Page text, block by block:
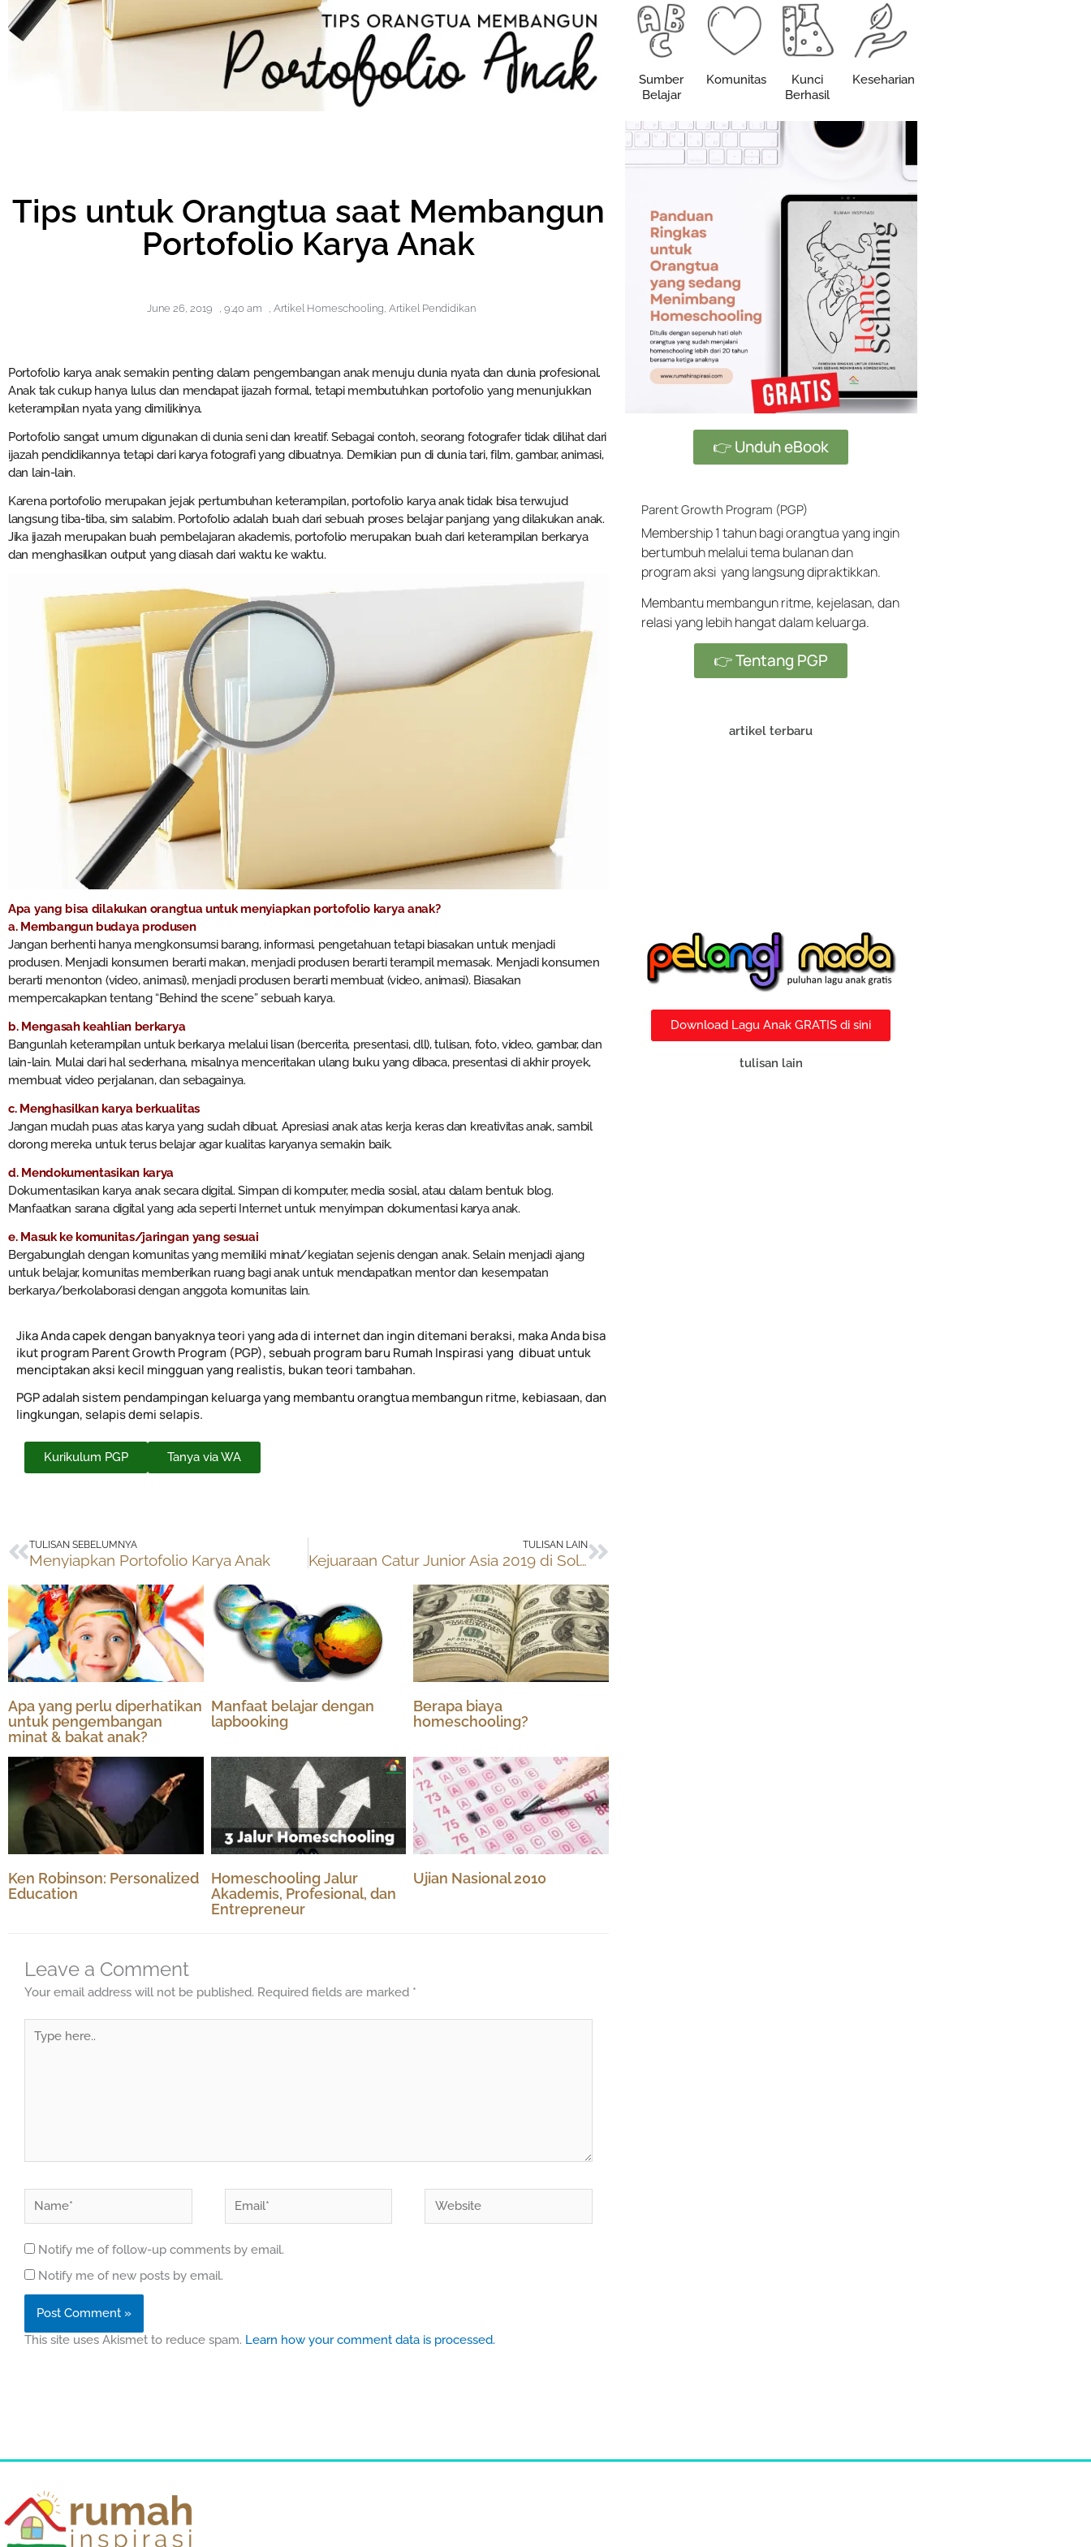
Tips untuk Orangtua saat Membangun
Portofolio Karya Anak
June 26, 2019 9:40 am Artikel Homeschooling ,Artikel Pendidikan
Portofolio karya anak semakin penting dalam pengembangan anak menuju dunia nyata dan dunia profesional.
Anak tak cukup hanya lulus dan mendapat ijazah formal, tetapi membutuhkan portofolio yang menunjukkan
keterampilan nyata yang dimilikinya.
Portofolio sangat umum digunakan di dunia seni dan kreatif. Sebagai contoh, seorang fotografer tidak dilihat dari
ijazah pendidikannya tetapi dari karya fotografi yang dibuatnya. Demikian pun di dunia tari, film, gambar, animasi,
dan lain-lain.
Karena portofolio merupakan jejak pertumbuhan keterampilan, portofolio karya anak tidak bisa terwujud
langsung tiba-tiba, sim salabim. Portofolio adalah buah dari sebuah proses belajar panjang yang dilakukan anak.
Jika ijazah merupakan buah pembelajaran akademis, portofolio merupakan buah dari keterampilan berkarya
dan menghasilkan output yang diasah dari waktu ke waktu.
Apa yang bisa dilakukan orangtua untuk menyiapkan portofolio karya anak?
a. Membangun budaya produsen
Jangan berhenti hanya mengkonsumsi barang, informasi, pengetahuan tetapi biasakan untuk menjadi
produsen. Menjadi konsumen berarti makan, menjadi produsen berarti terampil memasak. Menjadi konsumen
berarti menonton (video, animasi), menjadi produsen berarti membuat (video, animasi). Biasakan
mempercakapkan tentang “Behind the scene” sebuah karya.
b. Mengasah keahlian berkarya
Bangunlah keterampilan untuk berkarya melalui lisan (bercerita, presentasi, dll), tulisan, foto, video, gambar, dan
lain-lain. Mulai dari hal sederhana, misalnya menceritakan ulang buku yang dibaca, presentasi di akhir proyek,
membuat video perjalanan, dan sebagainya.
c. Menghasilkan karya berkualitas
Jangan mudah puas atas karya yang sudah dibuat. Apresiasi anak atas kerja keras dan kreativitas anak, sambil
dorong mereka untuk terus belajar agar kualitas karyanya semakin baik.
d. Mendokumentasikan karya
Dokumentasikan karya anak secara digital. Simpan di komputer, media sosial, atau dalam bentuk blog.
Manfaatkan sarana digital yang ada seperti Internet untuk menyimpan dokumentasi karya anak.
e. Masuk ke komunitas/jaringan yang sesuai
Bergabunglah dengan komunitas yang memiliki minat/kegiatan sejenis dengan anak. Selain menjadi ajang
untuk belajar, komunitas memberikan ruang bagi anak untuk mendapatkan mentor dan kesempatan
berkarya/berkolaborasi dengan anggota komunitas lain.
Jika Anda capek dengan banyaknya teori yang ada di internet dan ingin ditemani beraksi, maka Anda bisa
ikut program Parent Growth Program (PGP), sebuah program baru Rumah Inspirasi yang dibuat untuk
menciptakan aksi kecil mingguan yang realistis, bukan teori tambahan.
PGP adalah sistem pendampingan keluarga yang membantu orangtua membangun ritme, kebiasaan, dan
lingkungan, selapis demi selapis.
Kurikulum PGP Tanya via WA
Prev
TULISAN SEBELUMNYA
Menyiapkan Portofolio Karya Anak
TULISAN LAIN
Kejuaraan Catur Junior Asia 2019 di Solo
Next
Apa yang perlu diperhatikan
untuk pengembangan
minat & bakat anak?
Manfaat belajar dengan
lapbooking
Berapa biaya
homeschooling?
Ken Robinson: Personalized
Education
Homeschooling Jalur
Akademis, Profesional, dan
Entrepreneur
Ujian Nasional 2010
Leave a Comment
Your email address will not be published. Required fields are marked *
here..
Notify me of follow-up comments by email.
Notify me of new posts by email.
This site uses Akismet to reduce spam. Learn how your comment data is processed.
Sumber
Belajar
Komunitas
Kunci
Berhasil
Keseharian
👉 Unduh eBook
Parent Growth Program (PGP)
Membership 1 tahun bagi orangtua yang ingin
bertumbuh melalui tema bulanan dan
program aksi yang langsung dipraktikkan.
Membantu membangun ritme, kejelasan, dan
relasi yang lebih hangat dalam keluarga.
👉 Tentang PGP
artikel terbaru
Download Lagu Anak GRATIS di sini
tulisan lain